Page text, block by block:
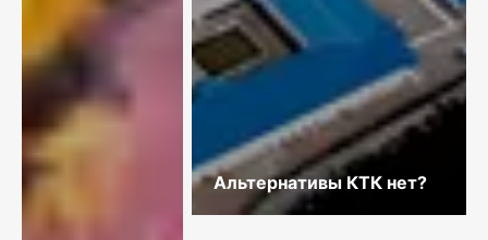
Альтернативы КТК нет?